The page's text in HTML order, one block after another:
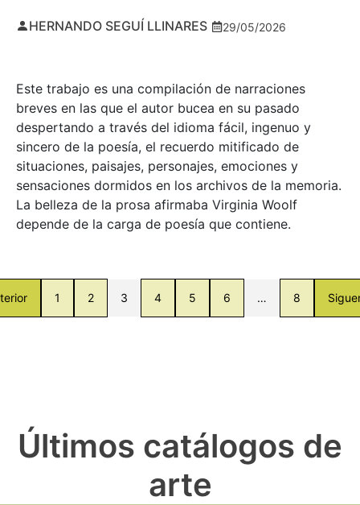
HERNANDO SEGUÍ LLINARES 29/05/2026
Este trabajo es una compilación de narraciones
breves en las que el autor bucea en su pasado
despertando a través del idioma fácil, ingenuo y
sincero de la poesía, el recuerdo mitificado de
situaciones, paisajes, personajes, emociones y
sensaciones dormidos en los archivos de la memoria.
La belleza de la prosa afirmaba Virginia Woolf
depende de la carga de poesía que contiene.
1 2 3 4 5 6 … 8
Últimos catálogos de
arte